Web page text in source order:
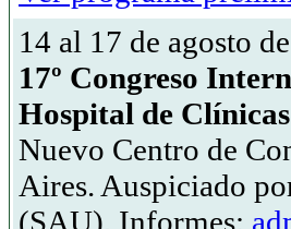
14 al 17 de agosto
17º Congreso
Hospital de Clínicas
Nuevo Centro de
Aires. Auspiciado
(SAU). Informes: